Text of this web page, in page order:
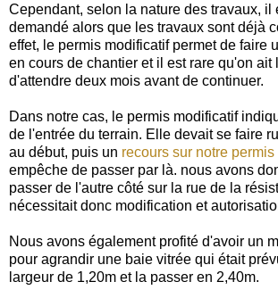
Cependant, selon la nature des travaux, il
demandé alors que les travaux sont déjà
effet, le permis modificatif permet de faire
en cours de chantier et il est rare qu'on ait
d'attendre deux mois avant de continuer.
Dans notre cas, le permis modificatif
de l'entrée du terrain. Elle devait se faire
au début, puis un recours sur notre permis
empêche de passer par là. nous avons
passer de l'autre côté sur la rue de la
nécessitait donc modification et
Nous avons également profité d'avoir un
pour agrandir une baie vitrée qui était
largeur de 1,20m et la passer en 2,40m.